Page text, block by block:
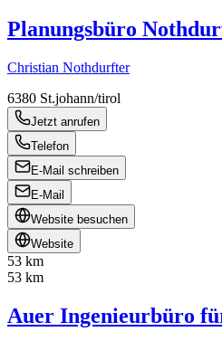
Planungsbüro
Christian Nothdurfter
6380 St.johann/tirol
Jetzt anrufen
Telefon
E-Mail schreiben
E-Mail
Website besuchen
Website
53 km
53 km
Auer Ingenieurbüro